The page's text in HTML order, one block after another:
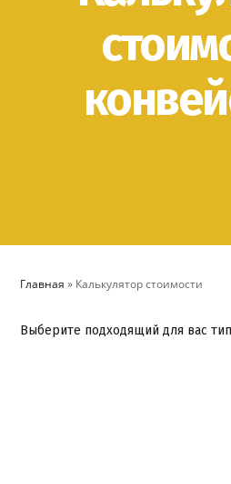
Главная » Калькулятор стоимости
Выберите подходящий для вас